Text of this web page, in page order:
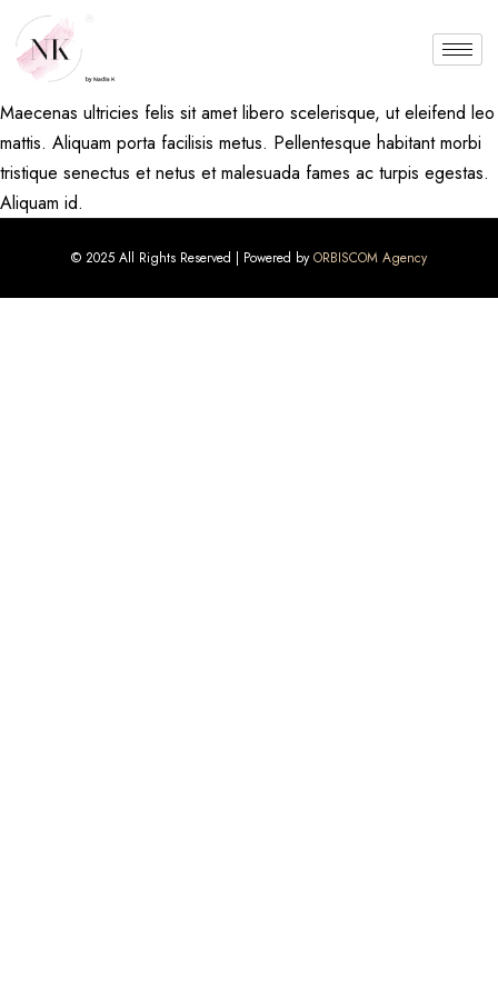
Maecenas ultricies felis sit amet libero scelerisque, ut eleifend leo
mattis. Aliquam porta facilisis metus. Pellentesque habitant morbi
tristique senectus et netus et malesuada fames ac turpis egestas.
Aliquam id.
© 2025 All Rights Reserved | Powered byORBISCOM Agency